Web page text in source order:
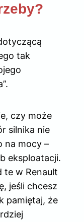
tak
czy może
silnika nie
na mocy –
eksploatacji.
te w Renault
jeśli chcesz
pamiętaj, że